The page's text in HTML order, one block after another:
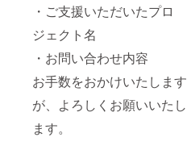
・ご支援いただいたプロ
ジェクト名
・お問い合わせ内容
お手数をおかけいたします
が、よろしくお願いいたし
ます。